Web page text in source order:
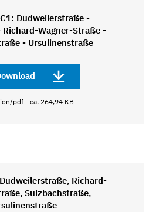
Dudweilerstraße -
Richard-Wagner-Straße -
- Ursulinenstraße
pdf - ca. 264,94 KB
Richard-
Sulzbachstraße,